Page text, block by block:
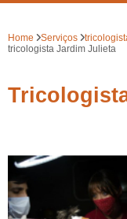
Home Serviços
tricologista Jardim Julieta